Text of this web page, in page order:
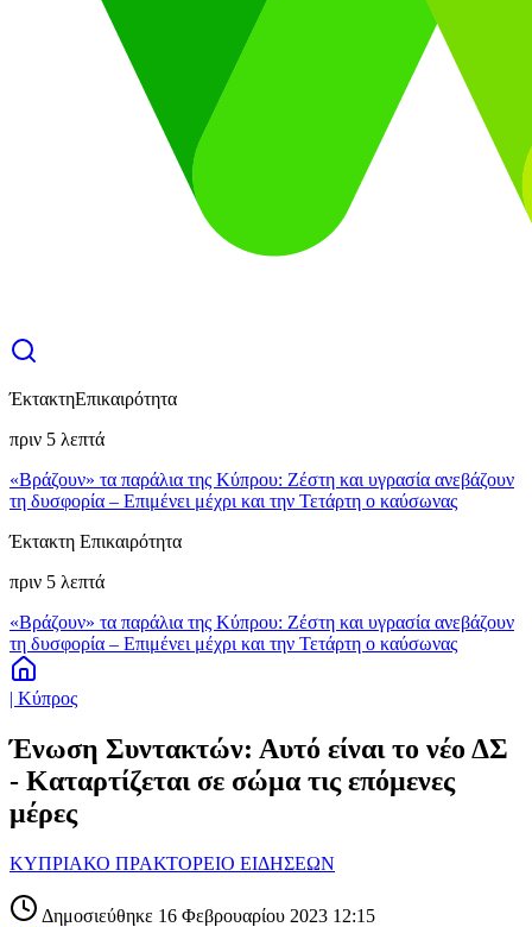
ΈκτακτηΕπικαιρότητα
πριν 5 λεπτά
«Βράζουν» τα παράλια της Κύπρου: Ζέστη και υγρασία ανεβάζουν
τη δυσφορία – Επιμένει μέχρι και την Τετάρτη ο καύσωνας
Έκτακτη Επικαιρότητα
πριν 5 λεπτά
«Βράζουν» τα παράλια της Κύπρου: Ζέστη και υγρασία ανεβάζουν
τη δυσφορία – Επιμένει μέχρι και την Τετάρτη ο καύσωνας
| Κύπρος
Ένωση Συντακτών: Αυτό είναι το νέο ΔΣ
- Καταρτίζεται σε σώμα τις επόμενες
μέρες
ΚΥΠΡΙΑΚΟ ΠΡΑΚΤΟΡΕΙΟ ΕΙΔΗΣΕΩΝ
Δημοσιεύθηκε 16 Φεβρουαρίου 2023 12:15